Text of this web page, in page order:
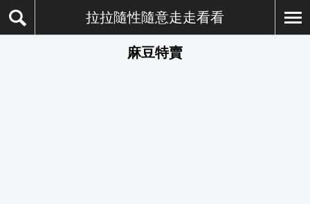
拉拉隨性隨意走走看看
麻豆特賣